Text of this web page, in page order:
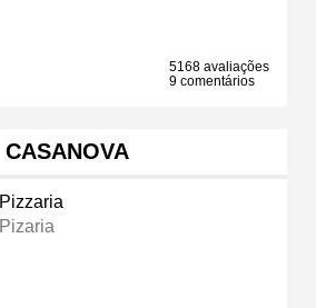
5168 avaliações
9 comentários
CASANOVA
Pizzaria
Pizaria